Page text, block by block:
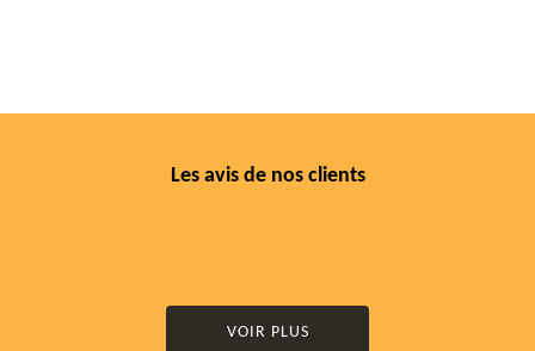
Les avis de nos clients
VOIR PLUS